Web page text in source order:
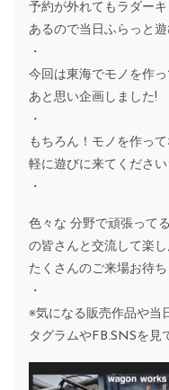
予約が外れてもラダー
あるので当日ふらっと
・
今回は東海でモノを作
あと思い企画しました!
・
もちろん！モノを作っ
軽に遊びに来てくださ
・
色々な 分野で頑張って
の皆さんと交流して楽
たくさんのご来場お待
・
※気になる販売作品や当
タグラムやFB.SNSを見